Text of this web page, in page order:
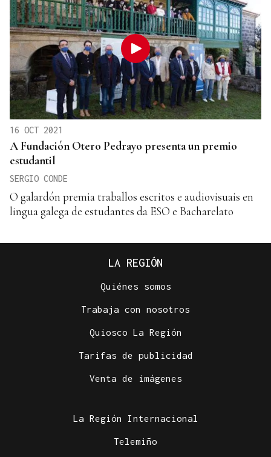
16 OCT 2021
A Fundación Otero Pedrayo presenta un premio
estudantil
SERGIO CONDE
O galardón premia traballos escritos e audiovisuais en
lingua galega de estudantes da ESO e Bacharelato
LA REGIÓN
Quiénes somos
Trabaja con nosotros
Quiosco La Región
Tarifas de publicidad
Venta de imágenes
La Región Internacional
Telemiño